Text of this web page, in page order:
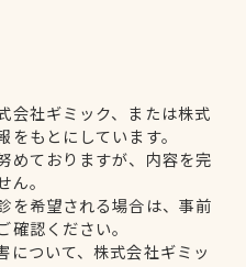
会社ギミック、または株式
もとにしています。
めておりますが、内容を完
。
を希望される場合は、事前
認ください。
について、株式会社ギミッ